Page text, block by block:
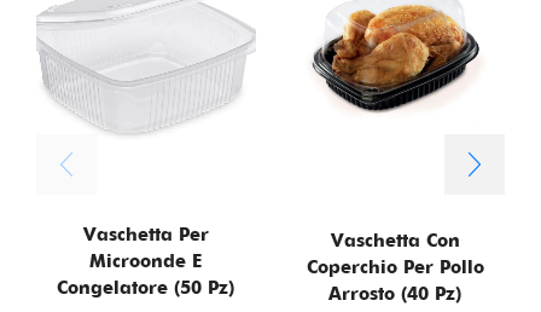
Vaschetta Per
Microonde E
Congelatore (50 Pz)
Vaschetta Con
Coperchio Per Pollo
Arrosto (40 Pz)